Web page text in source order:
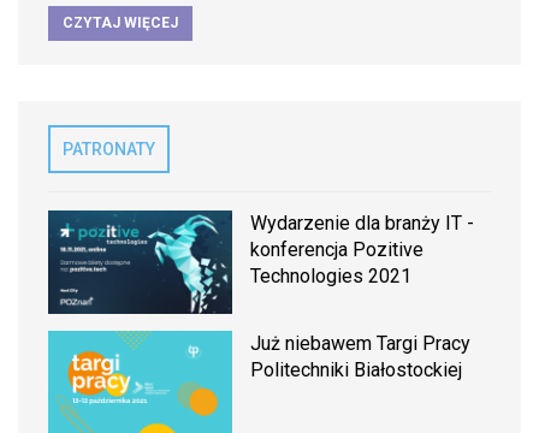
CZYTAJ WIĘCEJ
PATRONATY
Wydarzenie dla branży IT -
konferencja Pozitive
Technologies 2021
Już niebawem Targi Pracy
Politechniki Białostockiej